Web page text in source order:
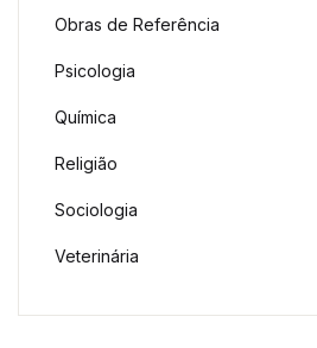
Obras de Referência
Psicologia
Química
Religião
Sociologia
Veterinária